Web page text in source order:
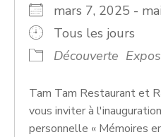
mars 7, 2025 -
Tous les jours
Découverte
Tam Tam Restaurant et
vous inviter à
personnelle « Mémoires